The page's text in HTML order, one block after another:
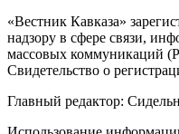
«Вестник Кавказа»
надзору в сфере связи,
массовых коммуникаций
Свидетельство о
Главный редактор: